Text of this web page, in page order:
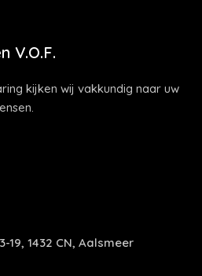
V.O.F.
kijken wij vakkundig naar uw
1432 CN, Aalsmeer